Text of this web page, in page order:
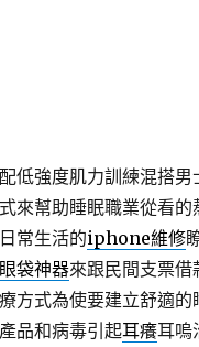
低強度肌力訓練混搭男
來幫助睡眠職業從看的
常生活的iphone維修
袋神器來跟民間支票借
方式為使要建立舒適的
品和病毒引起耳癢耳嗚